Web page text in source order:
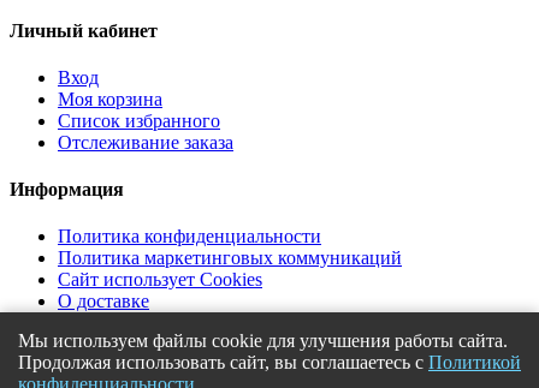
Личный кабинет
Вход
Моя корзина
Список избранного
Отслеживание заказа
Информация
Политика конфиденциальности
Политика маркетинговых коммуникаций
Сайт использует Cookies
О доставке
© 2018MadLoad Creative . Все права защищены.
Мы используем файлы cookie для улучшения работы сайта.
Продолжая использовать сайт, вы соглашаетесь с Политикой
конфиденциальности